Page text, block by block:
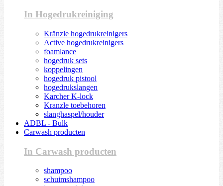
In Hogedrukreiniging
Kränzle hogedrukreinigers
Active hogedrukreinigers
foamlance
hogedruk sets
koppelingen
hogedruk pistool
hogedrukslangen
Karcher K-lock
Kranzle toebehoren
slanghaspel/houder
ADBL - Bulk
Carwash producten
In Carwash producten
shampoo
schuimshampoo